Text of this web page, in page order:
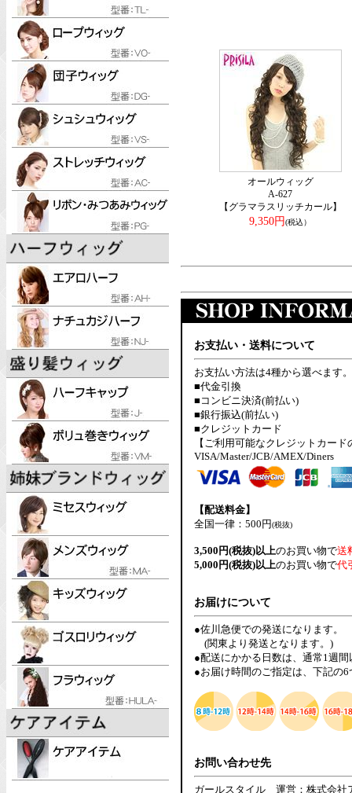
オールウィッグ
A-627
【グラマラスリッチカール】
9,350円(税込）
お支払い・送料について
お支払い方法は4種から選べます。
■代金引換
■コンビニ決済(前払い)
■銀行振込(前払い)
■クレジットカード
【ご利用可能なクレジットカード
VISA/Master/JCB/AMEX/Diners
【配送料金】
全国一律：500円(税抜)
3,500円(税抜)以上のお買い物で送
5,000円(税抜)以上のお買い物で代
お届けについて
●佐川急便での発送になります。
(関東より発送となります。)
●配送にかかる日数は、通常1週
●お届け時間のご指定は、下記の
お問い合わせ先
ガールスタイル 運営：株式会社